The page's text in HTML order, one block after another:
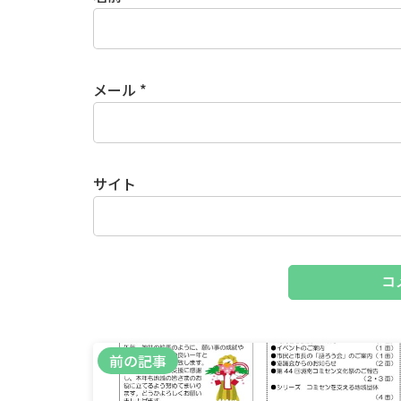
メール *
サイト
前の記事